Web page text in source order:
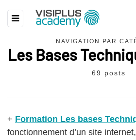
NAVIGATION PAR
Les Bases
69 posts
+ Formation Les bases
fonctionnement d’un site